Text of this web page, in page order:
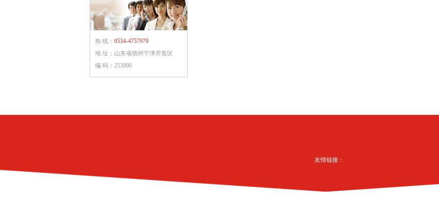
热 线： 0534-4757979
地 址：山东省德州宁津开发区
编 码：253000
友情链接：